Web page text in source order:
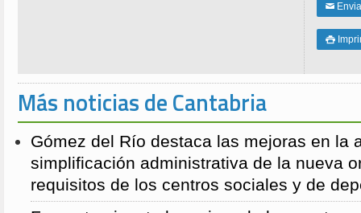
✉

Más noticias de Cantabria
Gómez del Río destaca las mejoras en la
simplificación administrativa de la nueva
requisitos de los centros sociales y de